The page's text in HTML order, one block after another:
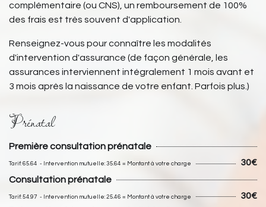
complémentaire (ou CNS), un remboursement de 100%
des frais est très souvent d'application.
Renseignez-vous pour connaître les modalités
d'intervention d'assurance (de façon générale, les
assurances interviennent intégralement 1 mois avant et
3 mois après la naissance de votre enfant. Parfois plus.)
Prénatal
Première consultation prénatale
Tarif: 65.64 - Intervention mutuelle: 35.64 = Montant à votre charge
30€
Consultation prénatale
Tarif: 54.97 - Intervention mutuelle: 25.46 = Montant à votre charge
30€